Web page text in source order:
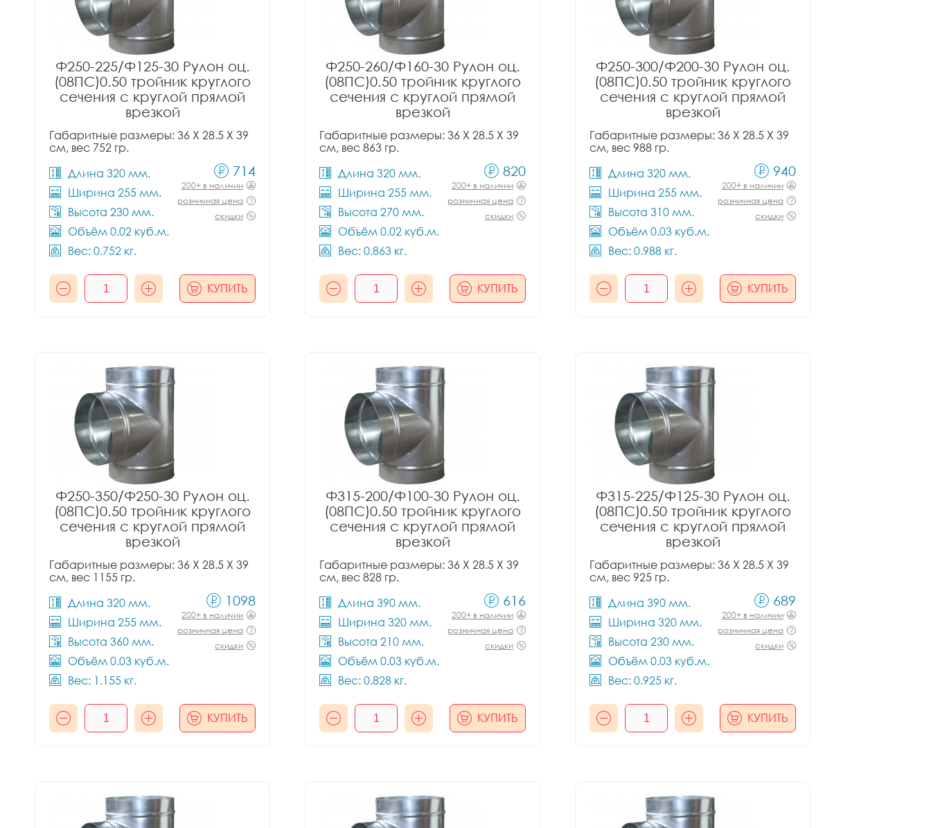
Ф250-225/Ф125-30 Рулон оц.
(08ПС)0.50 тройник круглого
сечения с круглой прямой
врезкой
Габаритные размеры: 36 X 28.5 X 39
см, вес 752 гр.
Длина 320 мм.
Ширина 255 мм.
Высота 230 мм.
Объём 0.02 куб.м.
Вес: 0.752 кг.
714
200+ в наличии
розничная цена
скидки
КУПИТЬ
Ф250-260/Ф160-30 Рулон оц.
(08ПС)0.50 тройник круглого
сечения с круглой прямой
врезкой
Габаритные размеры: 36 X 28.5 X 39
см, вес 863 гр.
Длина 320 мм.
Ширина 255 мм.
Высота 270 мм.
Объём 0.02 куб.м.
Вес: 0.863 кг.
820
200+ в наличии
розничная цена
скидки
КУПИТЬ
Ф250-300/Ф200-30 Рулон оц.
(08ПС)0.50 тройник круглого
сечения с круглой прямой
врезкой
Габаритные размеры: 36 X 28.5 X 39
см, вес 988 гр.
Длина 320 мм.
Ширина 255 мм.
Высота 310 мм.
Объём 0.03 куб.м.
Вес: 0.988 кг.
940
200+ в наличии
розничная цена
скидки
КУПИТЬ
Ф250-350/Ф250-30 Рулон оц.
(08ПС)0.50 тройник круглого
сечения с круглой прямой
врезкой
Габаритные размеры: 36 X 28.5 X 39
см, вес 1155 гр.
Длина 320 мм.
Ширина 255 мм.
Высота 360 мм.
Объём 0.03 куб.м.
Вес: 1.155 кг.
1098
200+ в наличии
розничная цена
скидки
КУПИТЬ
Ф315-200/Ф100-30 Рулон оц.
(08ПС)0.50 тройник круглого
сечения с круглой прямой
врезкой
Габаритные размеры: 36 X 28.5 X 39
см, вес 828 гр.
Длина 390 мм.
Ширина 320 мм.
Высота 210 мм.
Объём 0.03 куб.м.
Вес: 0.828 кг.
616
200+ в наличии
розничная цена
скидки
КУПИТЬ
Ф315-225/Ф125-30 Рулон оц.
(08ПС)0.50 тройник круглого
сечения с круглой прямой
врезкой
Габаритные размеры: 36 X 28.5 X 39
см, вес 925 гр.
Длина 390 мм.
Ширина 320 мм.
Высота 230 мм.
Объём 0.03 куб.м.
Вес: 0.925 кг.
689
200+ в наличии
розничная цена
скидки
КУПИТЬ